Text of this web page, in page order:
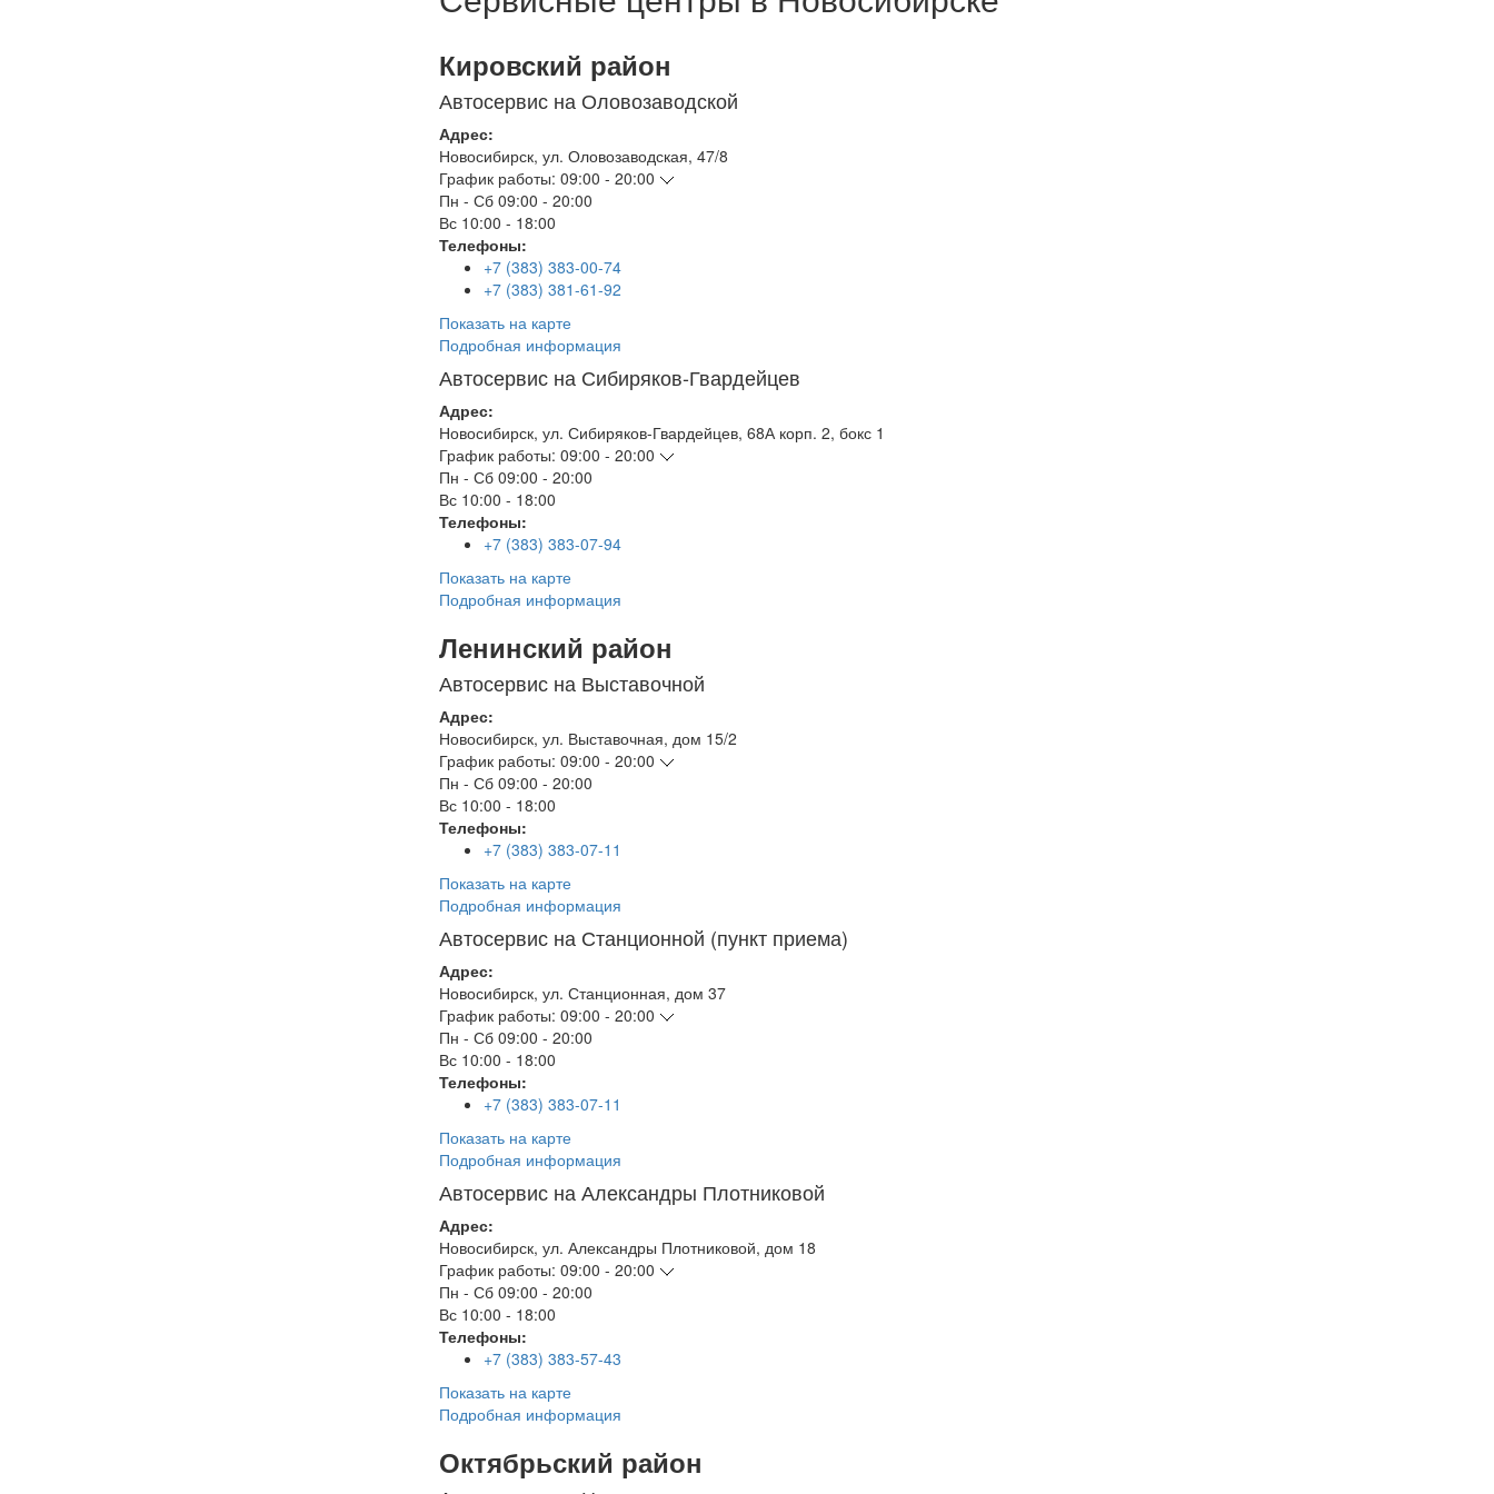
Кировский район
Автосервис на Оловозаводской
Адрес:
Новосибирск, ул. Оловозаводская, 47/8
График работы: 09:00 - 20:00
Пн - Сб 09:00 - 20:00
Вс 10:00 - 18:00
Телефоны:
+7 (383) 383-00-74
+7 (383) 381-61-92
Показать на карте
Подробная информация
Автосервис на Сибиряков-Гвардейцев
Адрес:
Новосибирск, ул. Сибиряков-Гвардейцев, 68А корп. 2, бокс 1
График работы: 09:00 - 20:00
Пн - Сб 09:00 - 20:00
Вс 10:00 - 18:00
Телефоны:
+7 (383) 383-07-94
Показать на карте
Подробная информация
Ленинский район
Автосервис на Выставочной
Адрес:
Новосибирск, ул. Выставочная, дом 15/2
График работы: 09:00 - 20:00
Пн - Сб 09:00 - 20:00
Вс 10:00 - 18:00
Телефоны:
+7 (383) 383-07-11
Показать на карте
Подробная информация
Автосервис на Станционной (пункт приема)
Адрес:
Новосибирск, ул. Станционная, дом 37
График работы: 09:00 - 20:00
Пн - Сб 09:00 - 20:00
Вс 10:00 - 18:00
Телефоны:
+7 (383) 383-07-11
Показать на карте
Подробная информация
Автосервис на Александры Плотниковой
Адрес:
Новосибирск, ул. Александры Плотниковой, дом 18
График работы: 09:00 - 20:00
Пн - Сб 09:00 - 20:00
Вс 10:00 - 18:00
Телефоны:
+7 (383) 383-57-43
Показать на карте
Подробная информация
Октябрьский район